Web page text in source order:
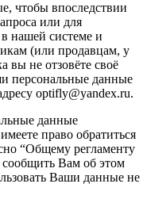
чтобы впоследствии
или для
нашей системе и
(или продавцам, у
вы не отзовёте своё
персональные данные
optifly@yandex.ru.
данные
право обратиться
“Общему регламенту
Вам об этом
Ваши данные не